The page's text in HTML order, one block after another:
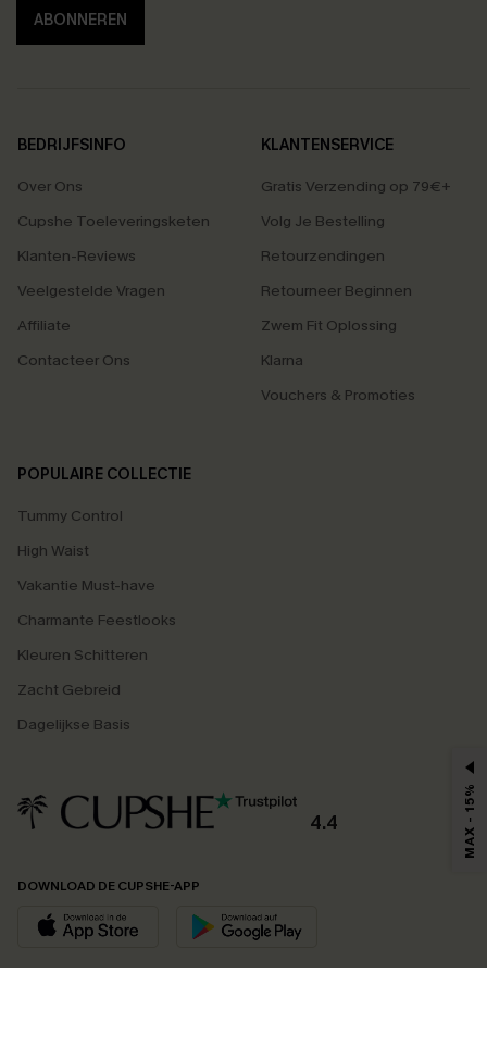
ABONNEREN
BEDRIJFSINFO
Over Ons
Cupshe Toeleveringsketen
Klanten-Reviews
Veelgestelde Vragen
Affiliate
Contacteer Ons
KLANTENSERVICE
Gratis Verzending op 79€+
Volg Je Bestelling
Retourzendingen
Retourneer Beginnen
Zwem Fit Oplossing
Klarna
Vouchers & Promoties
POPULAIRE COLLECTIE
Tummy Control
High Waist
Vakantie Must-have
Charmante Feestlooks
Kleuren Schitteren
Zacht Gebreid
Dagelijkse Basis
4.4
DOWNLOAD DE CUPSHE-APP
MAX - 15%